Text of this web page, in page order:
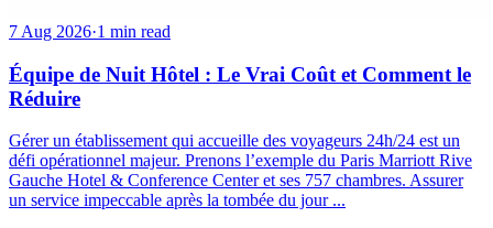
7 Aug 2026·1 min read
Équipe de Nuit Hôtel : Le Vrai Coût et Comment le
Réduire
Gérer un établissement qui accueille des voyageurs 24h/24 est un
défi opérationnel majeur. Prenons l’exemple du Paris Marriott Rive
Gauche Hotel & Conference Center et ses 757 chambres. Assurer
un service impeccable après la tombée du jour ...